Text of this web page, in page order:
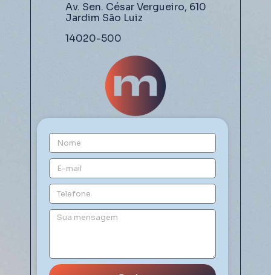
Av. Sen. César Vergueiro, 610
Jardim São Luiz
14020-500